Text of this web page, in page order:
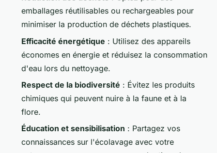
emballages réutilisables ou rechargeables pour
minimiser la production de déchets plastiques.
Efficacité énergétique : Utilisez des appareils
économes en énergie et réduisez la consommation
d'eau lors du nettoyage.
Respect de la biodiversité : Évitez les produits
chimiques qui peuvent nuire à la faune et à la
flore.
Éducation et sensibilisation : Partagez vos
connaissances sur l'écolavage avec votre